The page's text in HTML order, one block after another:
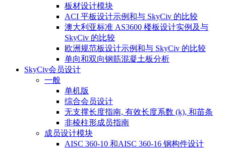
板材设计模块
ACI 平板设计示例和与 SkyCiv 的比较
澳大利亚标准 AS3600 楼板设计实例及与
SkyCiv 的比较
欧洲规范板设计示例和与 SkyCiv 的比较
单向和双向钢筋混凝土板分析
SkyCiv会员设计
一般
单机版
综合会员设计
无支撑长度指南, 有效长度系数 (ķ), 和苗条
非棱柱形成员指南
成员设计模块
AISC 360-10 和AISC 360-16 钢构件设计